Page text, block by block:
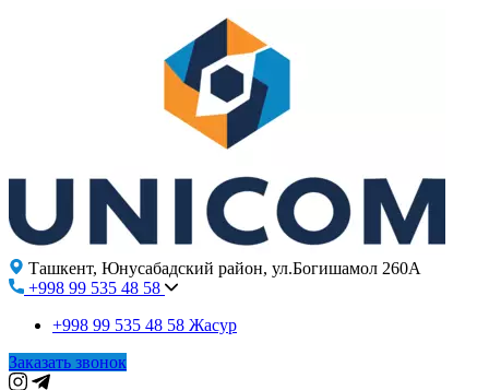
Ташкент, Юнусабадский район, ул.Богишамол 260А
+998 99 535 48 58
+998 99 535 48 58 Жасур
Заказать звонок